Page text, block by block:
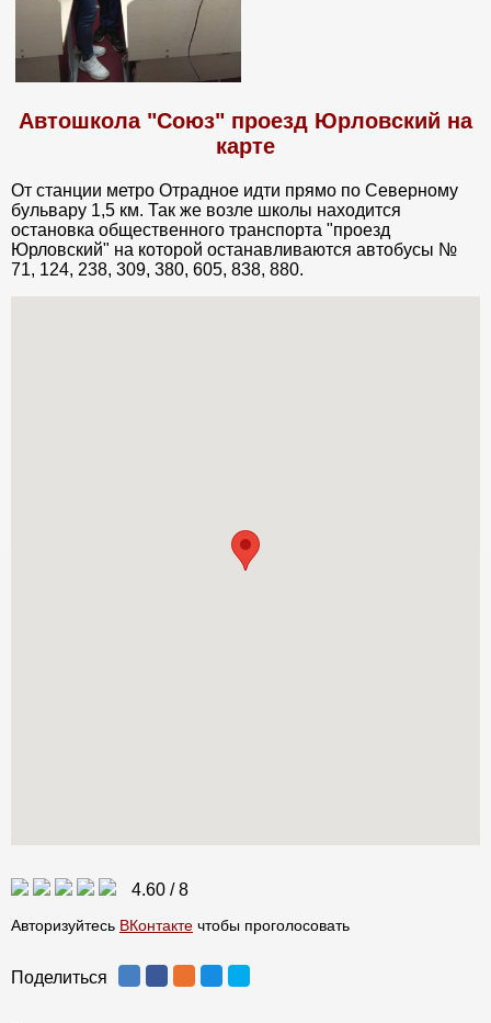
Автошкола "Союз" проезд Юрловский на
карте
От станции метро Отрадное идти прямо по Северному
бульвару 1,5 км. Так же возле школы находится
остановка общественного транспорта "проезд
Юрловский" на которой останавливаются автобусы №
71, 124, 238, 309, 380, 605, 838, 880.
4.60 /8
Авторизуйтесь ВКонтакте чтобы проголосовать
Поделиться